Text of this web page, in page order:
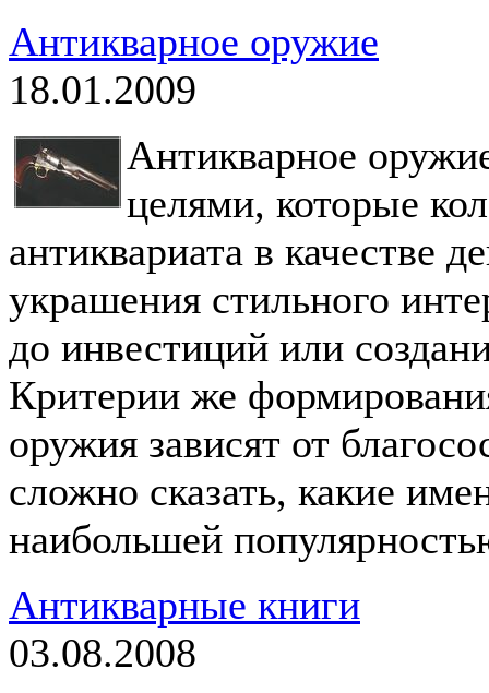
Антикварное оружие
18.01.2009
Антикварное
целями, которые
антиквариата в качестве
украшения стильного
до инвестиций или
Критерии же
оружия зависят от
сложно сказать, какие
наибольшей
Антикварные книги
03.08.2008